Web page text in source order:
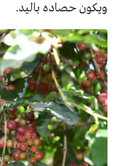
ويكون حصاده باليد.